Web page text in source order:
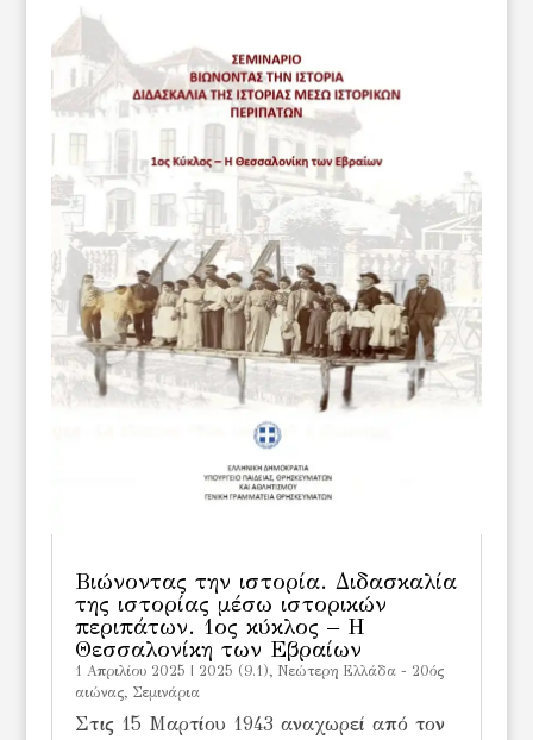
Βιώνοντας την ιστορία. Διδασκαλία
της ιστορίας μέσω ιστορικών
περιπάτων. 1ος κύκλος – Η
Θεσσαλονίκη των Εβραίων
1 Απριλίου 2025 2025 (9.1), Νεώτερη Ελλάδα - 20ός
αιώνας, Σεμινάρια
Στις 15 Μαρτίου 1943 αναχωρεί από τον